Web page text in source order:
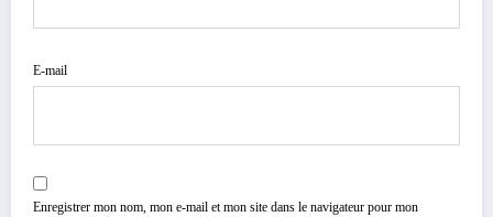
E-mail
Enregistrer mon nom, mon e-mail et mon site dans le navigateur pour mon